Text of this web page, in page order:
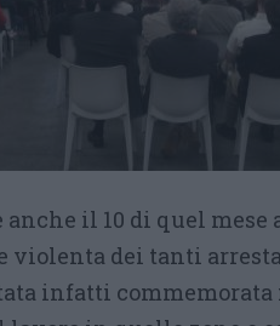
il 10 di quel mese
violenta dei tanti
infatti commemorata